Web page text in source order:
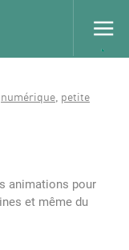
numérique petite
animations pour
et même du